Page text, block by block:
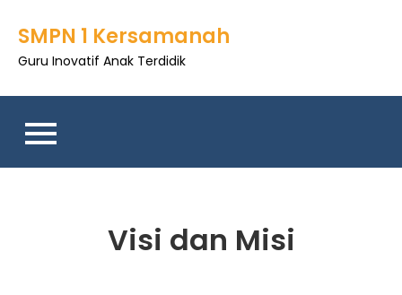
SMPN 1 Kersamanah
Guru Inovatif Anak Terdidik
Visi dan Misi